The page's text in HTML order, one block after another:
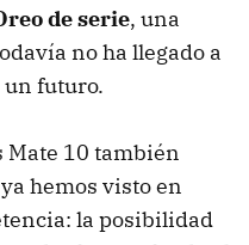
de serie, una
no ha llegado a
un futuro.
Mate 10 también
hemos visto en
la posibilidad